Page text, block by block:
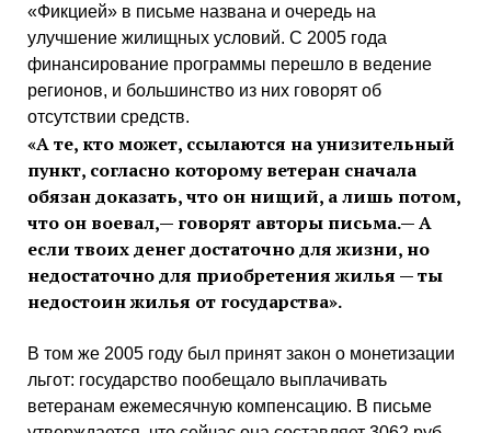
«Фикцией» в письме названа и очередь на
улучшение жилищных условий. С 2005 года
финансирование программы перешло в ведение
регионов, и большинство из них говорят об
отсутствии средств.
«А те, кто может, ссылаются на унизительный
пункт, согласно которому ветеран сначала
обязан доказать, что он нищий, а лишь потом,
что он воевал,— говорят авторы письма.— А
если твоих денег достаточно для жизни, но
недостаточно для приобретения жилья — ты
недостоин жилья от государства».
В том же 2005 году был принят закон о монетизации
льгот: государство пообещало выплачивать
ветеранам ежемесячную компенсацию. В письме